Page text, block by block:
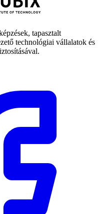
tapasztalt
technológiai vállalatok és